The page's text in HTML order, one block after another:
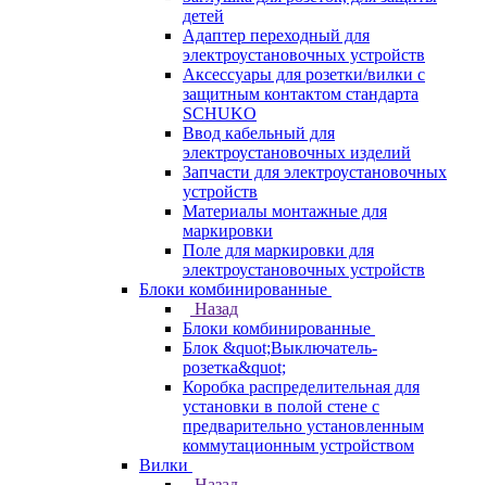
детей
Адаптер переходный для
электроустановочных устройств
Аксессуары для розетки/вилки с
защитным контактом стандарта
SCHUKO
Ввод кабельный для
электроустановочных изделий
Запчасти для электроустановочных
устройств
Материалы монтажные для
маркировки
Поле для маркировки для
электроустановочных устройств
Блоки комбинированные
Назад
Блоки комбинированные
Блок &quot;Выключатель-
розетка&quot;
Коробка распределительная для
установки в полой стене с
предварительно установленным
коммутационным устройством
Вилки